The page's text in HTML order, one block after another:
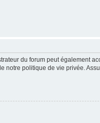
du forum peut également
notre politique de vie privée.